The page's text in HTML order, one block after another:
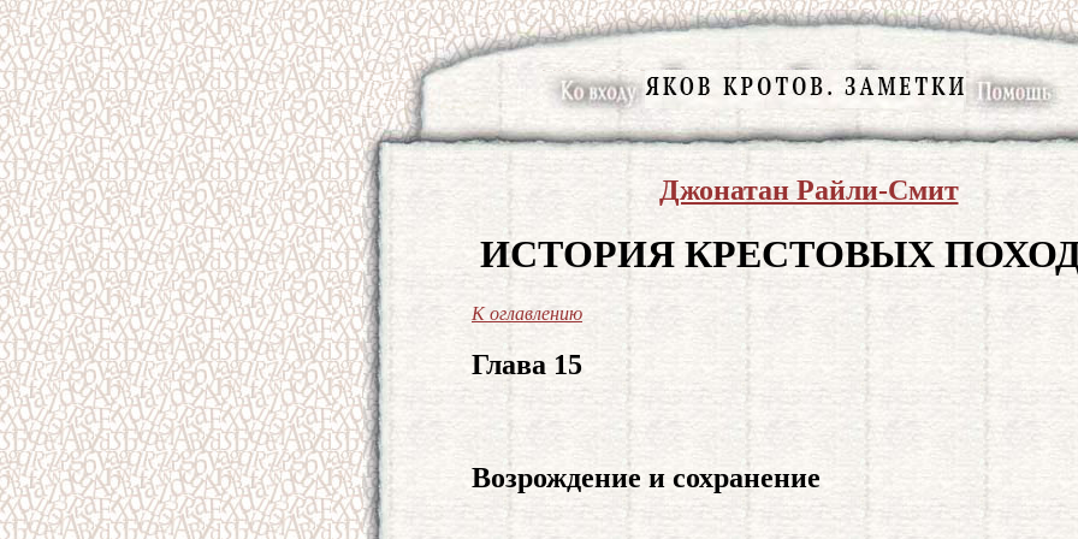
Джонатан Райли-Смит
ИСТОРИЯ КРЕСТОВЫХ
К оглавлению
Глава 15
Возрождение и сохранение